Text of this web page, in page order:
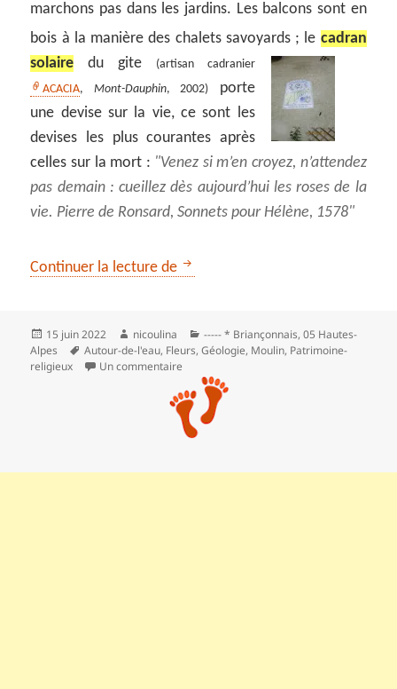
marchons pas dans les jardins. Les balcons sont en
bois à la manière des chalets savoyards ; le cadran
solaire du gite
(artisan cadranier
ACACIA, Mont-Dauphin, 2002)
porte
une devise sur la vie, ce sont les
devises les plus courantes après
celles sur la mort :
Venez si m’en croyez, n’attendez
pas demain : cueillez dès aujourd’hui les roses de la
vie. Pierre de Ronsard, Sonnets pour Hélène, 1578
Continuer la lecture de Le long de la Guisane : du
Publié
le
15 juin 2022 Auteur
nicoulina Catégories
----- * Briançonnais,05 Hautes-
Alpes
Mots-
clés
Autour-de-l'eau, Fleurs,Géologie, Moulin, Patrimoine-
religieux
Un commentaire sur Le long de la Guisane : du Monêtier au